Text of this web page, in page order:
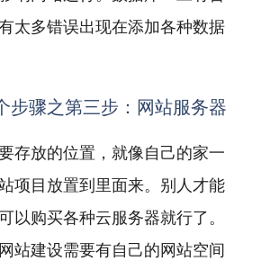
太多错误出现在添加各种数据
步骤之第三步：网站服务器
存放的位置，就像自己的家一
项目放置到里面来。别人才能
以购买各种云服务器就行了。
站建设需要有自己的网站空间